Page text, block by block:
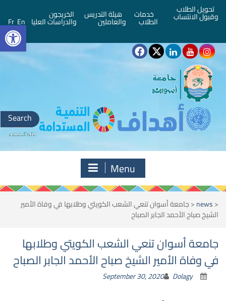
تحويل الطلاب
وقبول الانتساب خدمات
الطلاب
هيئة التدريس
والعاملين
الخريجون
والدراسات العليا En
Fr
Search
for:
Menu
<
news
<جامعة أسوان تنعي الشعب الكويتي وطلابها في وفاة الأمير
الشيخ صباح الأحمد الجابر الصباح
جامعة أسوان تنعي الشعب الكويتي وطلابها
في وفاة الأمير الشيخ صباح الأحمد الجابر الصباح
September 30, 2020 Dolagy